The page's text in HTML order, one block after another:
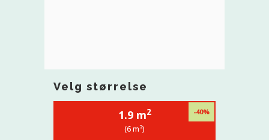
Velg størrelse
-40%
1.9 m2
(6 m3)